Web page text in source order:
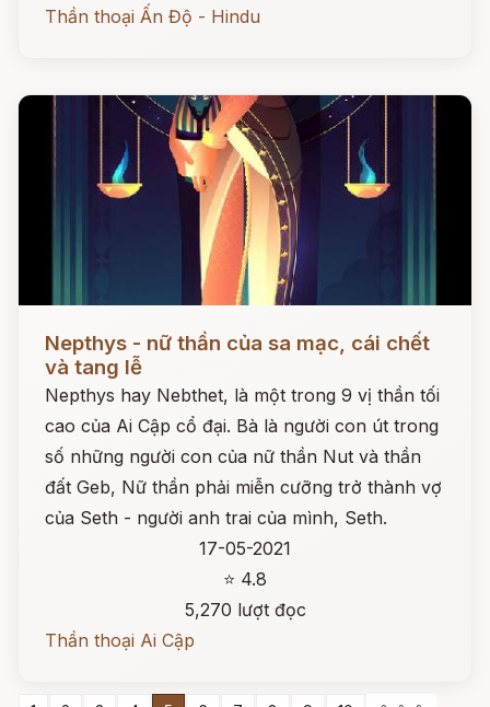
Thần thoại Ấn Độ - Hindu
Nepthys - nữ thần của sa mạc, cái chết
và tang lễ
Nepthys hay Nebthet, là một trong 9 vị thần tối
cao của Ai Cập cổ đại. Bà là người con út trong
số những người con của nữ thần Nut và thần
đất Geb, Nữ thần phải miễn cưỡng trở thành vợ
của Seth - người anh trai của mình, Seth.
17-05-2021
⭐ 4.8
5,270 lượt đọc
Thần thoại Ai Cập